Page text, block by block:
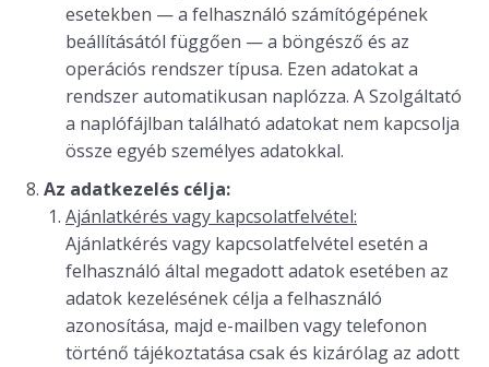
esetekben — a felhasználó számítógépének
beállításától függően — a böngésző és az
operációs rendszer típusa. Ezen adatokat a
rendszer automatikusan naplózza. A Szolgáltató
a naplófájlban található adatokat nem kapcsolja
össze egyéb személyes adatokkal.
Az adatkezelés célja:
Ajánlatkérés vagy kapcsolatfelvétel:
Ajánlatkérés vagy kapcsolatfelvétel esetén a
felhasználó által megadott adatok esetében az
adatok kezelésének célja a felhasználó
azonosítása, majd e-mailben vagy telefonon
történő tájékoztatása csak és kizárólag az adott